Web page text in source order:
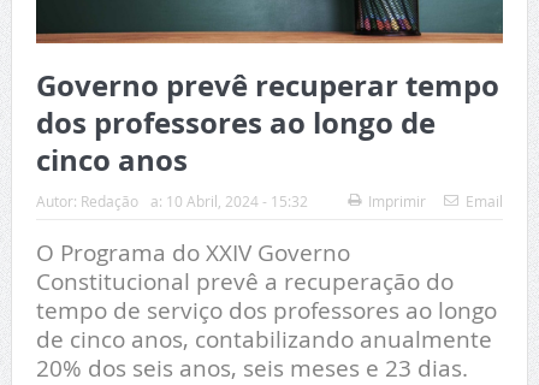
Governo prevê recuperar tempo
dos professores ao longo de
cinco anos
Autor: Redação a: 10 Abril, 2024 - 15:32 Imprimir Email
O Programa do XXIV Governo
Constitucional prevê a recuperação do
tempo de serviço dos professores ao longo
de cinco anos, contabilizando anualmente
20% dos seis anos, seis meses e 23 dias.